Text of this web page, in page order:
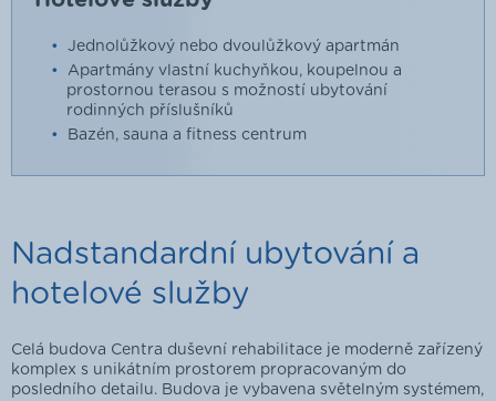
Jednolůžkový nebo dvoulůžkový apartmán
Apartmány vlastní kuchyňkou, koupelnou a
prostornou terasou s možností ubytování
rodinných příslušníků
Bazén, sauna a fitness centrum
Nadstandardní ubytování a
hotelové služby
Celá budova Centra duševní rehabilitace je moderně zařízený
komplex s unikátním prostorem propracovaným do
posledního detailu. Budova je vybavena světelným systémem,